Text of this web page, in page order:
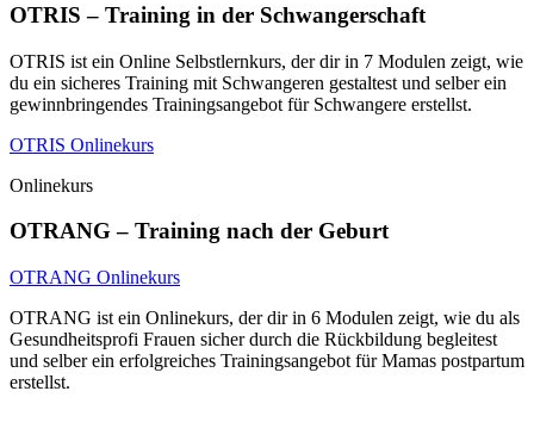
OTRIS – Training in der Schwangerschaft
OTRIS ist ein Online Selbstlernkurs, der dir in 7 Modulen zeigt, wie
du ein sicheres Training mit Schwangeren gestaltest und selber ein
gewinnbringendes Trainingsangebot für Schwangere erstellst.
OTRIS Onlinekurs
Onlinekurs
OTRANG – Training nach der Geburt
OTRANG Onlinekurs
OTRANG ist ein Onlinekurs, der dir in 6 Modulen zeigt, wie du als
Gesundheitsprofi Frauen sicher durch die Rückbildung begleitest
und selber ein erfolgreiches Trainingsangebot für Mamas postpartum
erstellst.